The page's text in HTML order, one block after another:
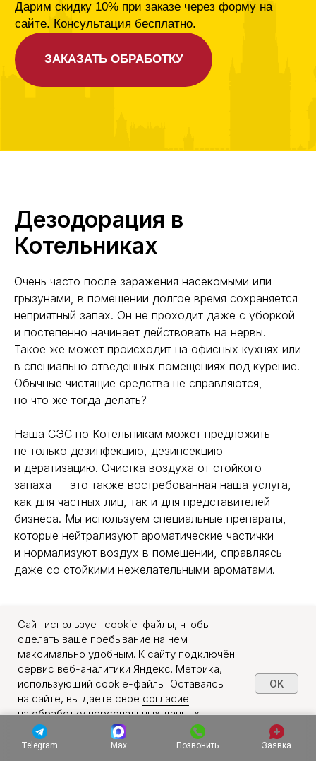
Telegram Max Позвонить Заявка
Дезодорация в
Котельниках
Очень часто после заражения насекомыми или
грызунами, в помещении долгое время сохраняется
неприятный запах. Он не проходит даже с уборкой
и постепенно начинает действовать на нервы.
Такое же может происходит на офисных кухнях или
в специально отведенных помещениях под курение.
Обычные чистящие средства не справляются,
но что же тогда делать?
Наша СЭС по Котельникам может предложить
не только дезинфекцию, дезинсекцию
и дератизацию. Очистка воздуха от стойкого
запаха — это также востребованная наша услуга,
как для частных лиц, так и для представителей
бизнеса. Мы используем специальные препараты,
которые нейтрализуют ароматические частички
и нормализуют воздух в помещении, справляясь
даже со стойкими нежелательными ароматами.
Стоимость услуг
по дезодорации
Площадь
помещения
Запах
животных,
кошек,
собак
Запах
гари,
дыма,
табака
Трупные
Испортившиеся
продукты
Сайт использует cookie-файлы, чтобы
сделать ваше пребывание на нем
максимально удобным. К сайту подключён
сервис веб-аналитики Яндекс. Метрика,
использующий cookie-файлы. Оставаясь
на сайте, вы даёте своё согласие
на обработку персональных данных
в порядке, указанном в
Политике обработки
персональных данных
OK